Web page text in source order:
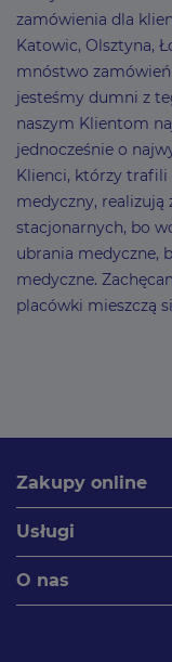
zamówienia dla
Katowic, Olsztyna,
mnóstwo
jesteśmy dumni z
naszym Klientom
jednocześnie o
Klienci, którzy trafili
medyczny,
stacjonarnych, bo
ubrania medyczne,
medyczne.
placówki mieszczą
Zakupy online
Usługi
O nas